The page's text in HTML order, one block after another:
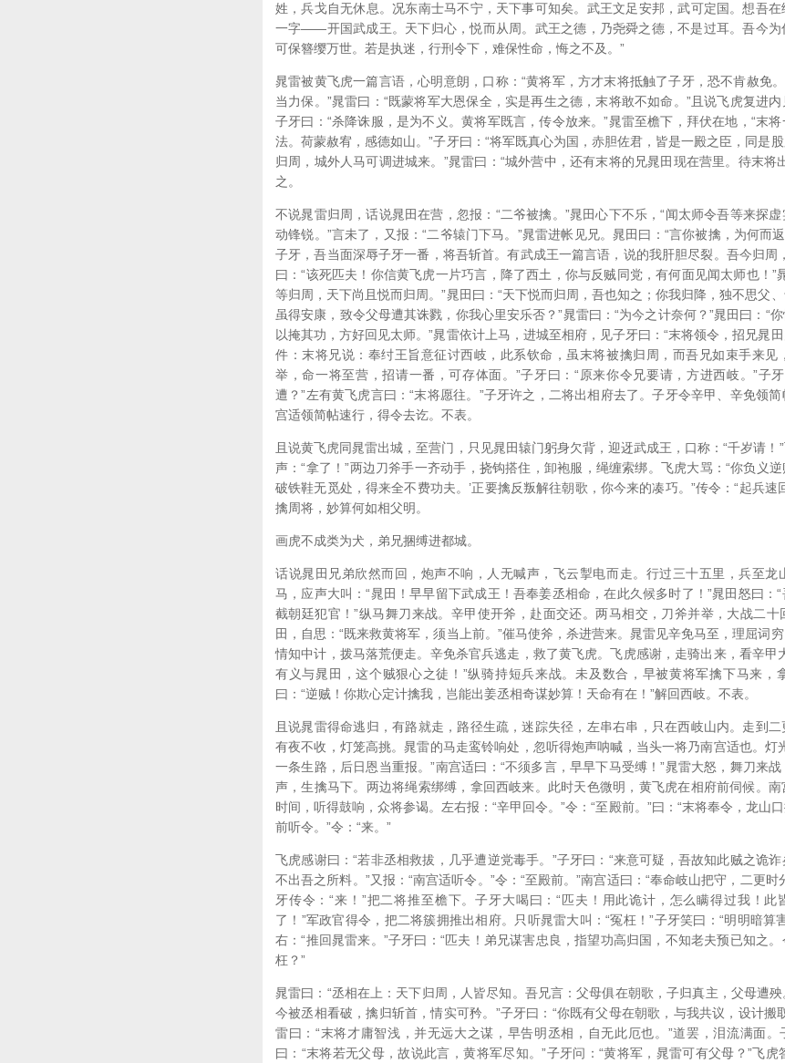
姓，兵戈自无休息。况东南士马不宁，天下事可知矣。武王文足安邦，武可定国。想吾
一字——开国武成王。天下归心，悦而从周。武王之德，乃尧舜之德，不是过耳。吾今为
可保簪缨万世。若是执迷，行刑令下，难保性命，悔之不及。”
晁雷被黄飞虎一篇言语，心明意朗，口称：“黄将军，方才末将抵触了子牙，恐不肯赦免
当力保。”晁雷曰：“既蒙将军大恩保全，实是再生之德，末将敢不如命。”且说飞虎复进内
子牙曰：“杀降诛服，是为不义。黄将军既言，传令放来。”晁雷至檐下，拜伏在地，“末
法。荷蒙赦宥，感德如山。”子牙曰：“将军既真心为国，赤胆佐君，皆是一殿之臣，同是
归周，城外人马可调进城来。”晁雷曰：“城外营中，还有末将的兄晁田现在营里。待末将
之。
不说晁雷归周，话说晁田在营，忽报：“二爷被擒。”晁田心下不乐，“闻太师令吾等来探
动锋锐。”言未了，又报：“二爷辕门下马。”晁雷进帐见兄。晁田曰：“言你被擒，为何而
子牙，吾当面深辱子牙一番，将吾斩首。有武成王一篇言语，说的我肝胆尽裂。吾今归周
曰：“该死匹夫！你信黄飞虎一片巧言，降了西土，你与反贼同党，有何面见闻太师也！”
等归周，天下尚且悦而归周。”晁田曰：“天下悦而归周，吾也知之；你我归降，独不思父
虽得安康，致令父母遭其诛戮，你我心里安乐否？”晁雷曰：“为今之计奈何？”晁田曰：“
以掩其功，方好回见太师。”晁雷依计上马，进城至相府，见子牙曰：“末将领令，招兄晁
件：末将兄说：奉纣王旨意征讨西岐，此系钦命，虽末将被擒归周，而吾兄如束手来见
举，命一将至营，招请一番，可存体面。”子牙曰：“原来你令兄要请，方进西岐。”子
遭？”左有黄飞虎言曰：“末将愿往。”子牙许之，二将出相府去了。子牙令辛甲、辛免领
宫适领简帖速行，得令去讫。不表。
且说黄飞虎同晁雷出城，至营门，只见晁田辕门躬身欠背，迎迓武成王，口称：“千岁请！
声：“拿了！”两边刀斧手一齐动手，挠钩搭住，卸袍服，绳缠索绑。飞虎大骂：“你负义逆
破铁鞋无觅处，得来全不费功夫。’正要擒反叛解往朝歌，你今来的凑巧。”传令：“起兵速
擒周将，妙算何如相父明。
画虎不成类为犬，弟兄捆缚进都城。
话说晁田兄弟欣然而回，炮声不响，人无喊声，飞云掣电而走。行过三十五里，兵至龙
马，应声大叫：“晁田！早早留下武成王！吾奉姜丞相命，在此久候多时了！”晁田怒曰：
截朝廷犯官！”纵马舞刀来战。辛甲使开斧，赴面交还。两马相交，刀斧并举，大战二十
田，自思：“既来救黄将军，须当上前。”催马使斧，杀进营来。晁雷见辛免马至，理屈词
情知中计，拨马落荒便走。辛免杀官兵逃走，救了黄飞虎。飞虎感谢，走骑出来，看辛甲
有义与晁田，这个贼狠心之徒！”纵骑持短兵来战。未及数合，早被黄将军擒下马来，
曰：“逆贼！你欺心定计擒我，岂能出姜丞相奇谋妙算！天命有在！”解回西岐。不表。
且说晁雷得命逃归，有路就走，路径生疏，迷踪失径，左串右串，只在西岐山内。走到
有夜不收，灯笼高挑。晁雷的马走鸾铃响处，忽听得炮声呐喊，当头一将乃南宫适也。灯
一条生路，后日恩当重报。”南宫适曰：“不须多言，早早下马受缚！”晁雷大怒，舞刀来
声，生擒马下。两边将绳索绑缚，拿回西岐来。此时天色微明，黄飞虎在相府前伺候。
时间，听得鼓响，众将参谒。左右报：“辛甲回令。”令：“至殿前。”曰：“末将奉令，龙山
前听令。”令：“来。”
飞虎感谢曰：“若非丞相救拔，几乎遭逆党毒手。”子牙曰：“来意可疑，吾故知此贼之诡
不出吾之所料。”又报：“南宫适听令。”令：“至殿前。”南宫适曰：“奉命岐山把守，二更
牙传令：“来！”把二将推至檐下。子牙大喝曰：“匹夫！用此诡计，怎么瞒得过我！此
了！”军政官得令，把二将簇拥推出相府。只听晁雷大叫：“冤枉！”子牙笑曰：“明明暗算
右：“推回晁雷来。”子牙曰：“匹夫！弟兄谋害忠良，指望功高归国，不知老夫预已知之
枉？”
晁雷曰：“丞相在上：天下归周，人皆尽知。吾兄言：父母俱在朝歌，子归真主，父母遭殃
今被丞相看破，擒归斩首，情实可矜。”子牙曰：“你既有父母在朝歌，与我共议，设计搬
雷曰：“末将才庸智浅，并无远大之谋，早告明丞相，自无此厄也。”道罢，泪流满面。
曰：“末将若无父母，故说此言，黄将军尽知。”子牙问：“黄将军，晁雷可有父母？”飞虎